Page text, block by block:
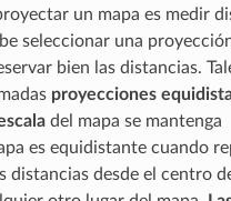
un mapa es medir
seleccionar una
bien las distancias.
proyecciones
del mapa se mantenga
es equidistante cuando
distancias desde el centro